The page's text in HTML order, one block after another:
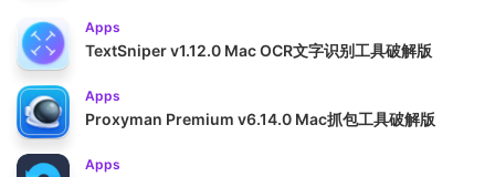
Apps
TextSniper v1.12.0 Mac OCR文字识别工具破解版
Apps
Proxyman Premium v6.14.0 Mac抓包工具破解版
Apps